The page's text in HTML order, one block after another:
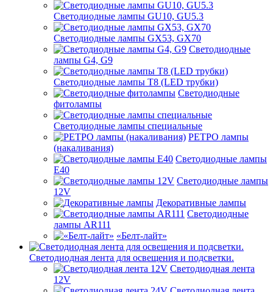
Светодиодные лампы GU10, GU5.3
Светодиодные лампы GX53, GX70
Светодиодные
лампы G4, G9
Светодиодные лампы Т8 (LED трубки)
Светодиодные
фитолампы
Светодиодные лампы специальные
РЕТРО лампы
(накаливания)
Светодиодные лампы
E40
Светодиодные лампы
12V
Декоративные лампы
Светодиодные
лампы AR111
«Белт-лайт»
Светодиодная лента для освещения и подсветки.
Светодиодная лента
12V